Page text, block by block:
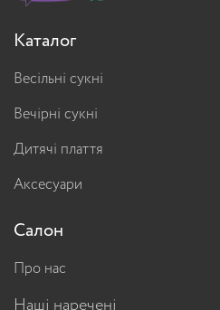
Каталог
Весільні сукні
Вечірні сукні
Дитячі плаття
Аксесуари
Салон
Про нас
Наші наречені